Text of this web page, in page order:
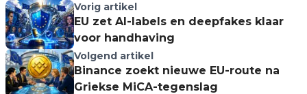
Vorig artikel
EU zet AI-labels en deepfakes klaar
voor handhaving
Volgend artikel
Binance zoekt nieuwe EU-route na
Griekse MiCA-tegenslag